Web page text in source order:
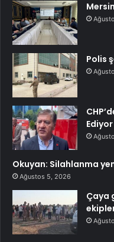
Polis
Ediyor
Okuyan: Silahlanma
Ağustos 5, 2026
Çaya